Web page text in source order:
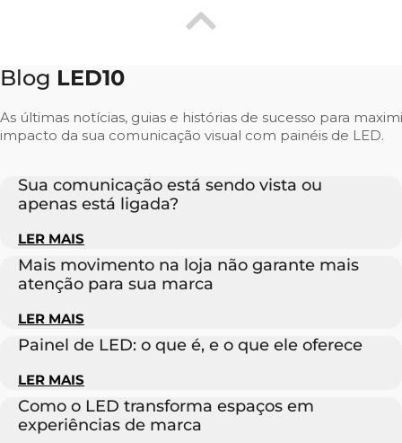
Blog LED10
As últimas notícias, guias e histórias de sucesso para
impacto da sua comunicação visual com painéis de LED.
Sua comunicação está sendo vista ou
apenas está ligada?
LER MAIS
Mais movimento na loja não garante mais
atenção para sua marca
LER MAIS
Painel de LED: o que é, e o que ele oferece
LER MAIS
Como o LED transforma espaços em
experiências de marca